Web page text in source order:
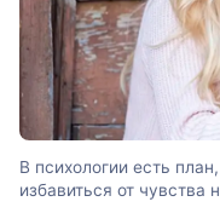
В психологии есть
избавиться от чувства